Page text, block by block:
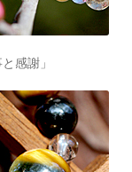
感謝」